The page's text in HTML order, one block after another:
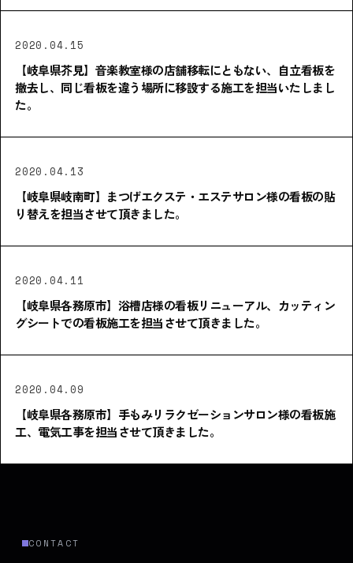
2020.04.15
【岐阜県芥見】音楽教室様の店舗移転にともない、自立看板を
撤去し、同じ看板を違う場所に移設する施工を担当いたしまし
た。
2020.04.13
【岐阜県岐南町】まつげエクステ・エステサロン様の看板の貼
り替えを担当させて頂きました。
2020.04.11
【岐阜県各務原市】浴槽店様の看板リニューアル、カッティン
グシートでの看板施工を担当させて頂きました。
2020.04.09
【岐阜県各務原市】手もみリラクゼーションサロン様の看板施
工、電気工事を担当させて頂きました。
CONTACT